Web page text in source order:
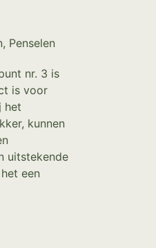
, Penselen
nr. 3 is
is voor
het
kunnen
uitstekende
een